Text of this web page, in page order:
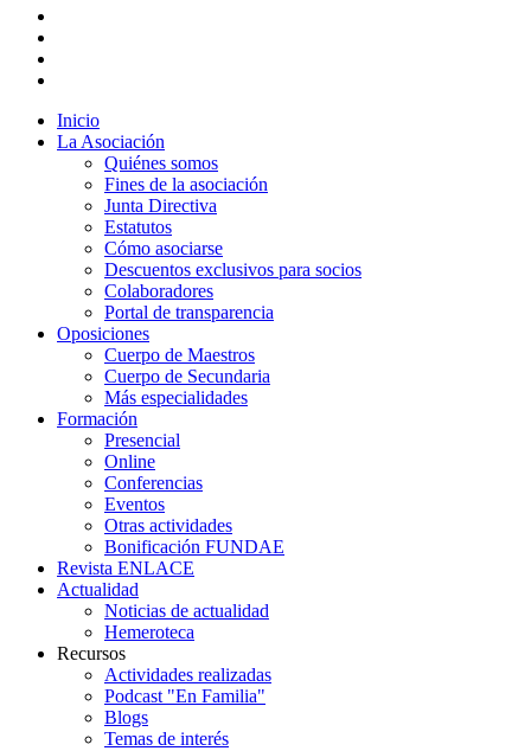
Inicio
La Asociación
Quiénes somos
Fines de la asociación
Junta Directiva
Estatutos
Cómo asociarse
Descuentos exclusivos para socios
Colaboradores
Portal de transparencia
Oposiciones
Cuerpo de Maestros
Cuerpo de Secundaria
Más especialidades
Formación
Presencial
Online
Conferencias
Eventos
Otras actividades
Bonificación FUNDAE
Revista ENLACE
Actualidad
Noticias de actualidad
Hemeroteca
Recursos
Actividades realizadas
Podcast "En Familia"
Blogs
Temas de interés